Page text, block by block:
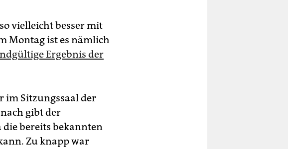
vielleicht besser mit
Montag ist es nämlich
Ergebnis der
im Sitzungssaal der
gibt der
die bereits bekannten
Zu knapp war